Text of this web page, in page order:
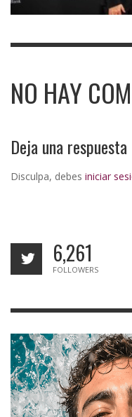
NO HAY
Deja una respuesta
Disculpa, debes iniciar
6,261
FOLLOWERS